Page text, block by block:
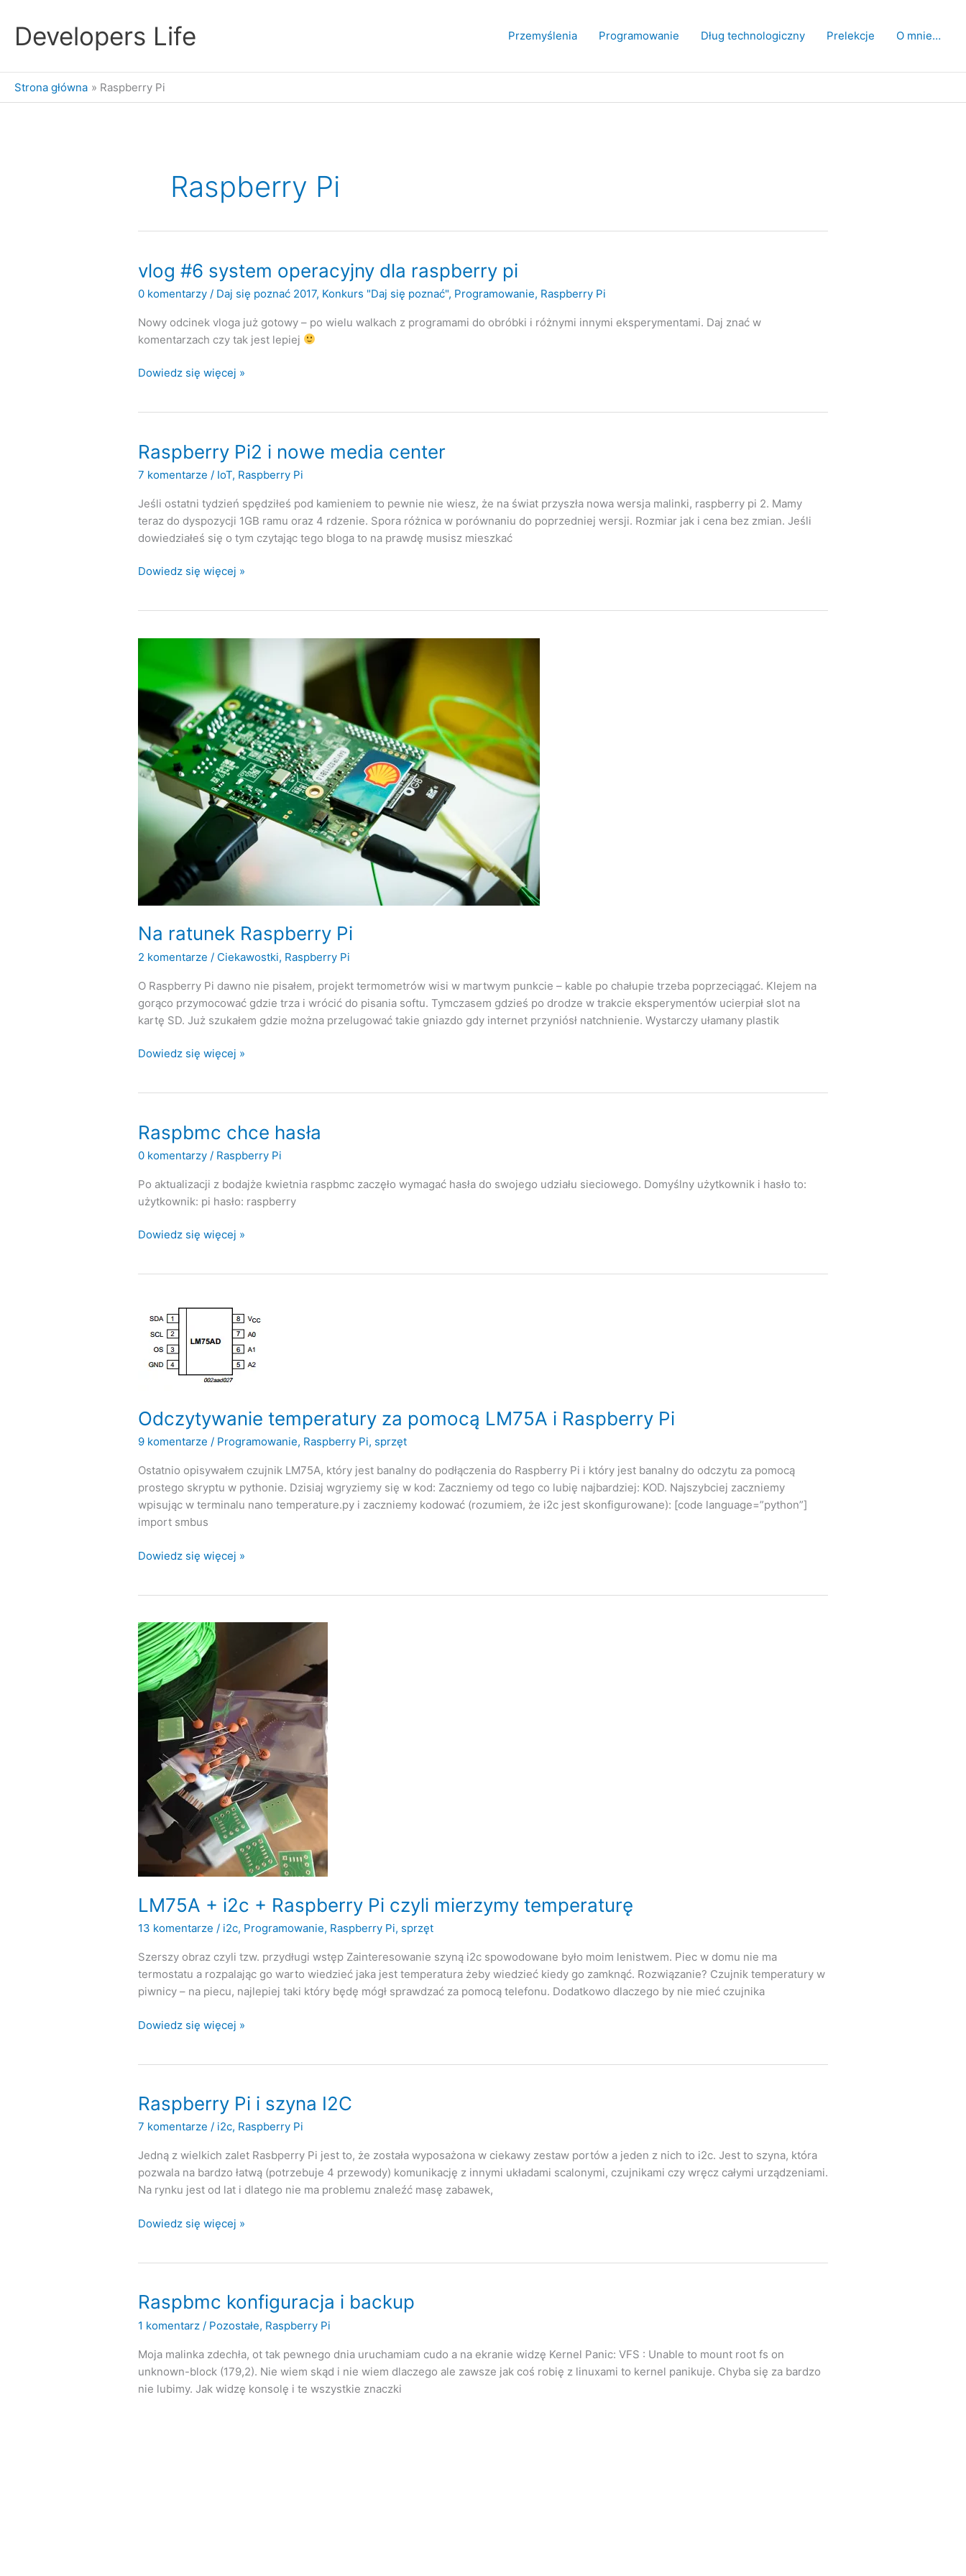
treściDevelopers Life Przemyślenia Programowanie Dług technologiczny Prelekcje O mnie…
Strona główna Raspberry Pi
Raspberry Pi
vlog #6 system operacyjny dla raspberry pi
0 komentarzy / Daj się poznać 2017, Konkurs "Daj się poznać", Programowanie, Raspberry Pi
Nowy odcinek vloga już gotowy – po wielu walkach z programami do obróbki i różnymi innymi eksperymentami. Daj znać w
komentarzach czy tak jest lepiej
vlog
raspberry
pi
Dowiedz się więcej »
Raspberry Pi2 i nowe media center
7 komentarze / IoT, Raspberry Pi
Jeśli ostatni tydzień spędziłeś pod kamieniem to pewnie nie wiesz, że na świat przyszła nowa wersja malinki, raspberry pi 2. Mamy
teraz do dyspozycji 1GB ramu oraz 4 rdzenie. Spora różnica w porównaniu do poprzedniej wersji. Rozmiar jak i cena bez zmian. Jeśli
dowiedziałeś się o tym czytając tego bloga to na prawdę musisz mieszkać
Raspberry
media
Dowiedz się więcej »
Na ratunek Raspberry Pi
2 komentarze / Ciekawostki, Raspberry Pi
O Raspberry Pi dawno nie pisałem, projekt termometrów wisi w martwym punkcie – kable po chałupie trzeba poprzeciągać. Klejem na
gorąco przymocować gdzie trza i wrócić do pisania softu. Tymczasem gdzieś po drodze w trakcie eksperymentów ucierpiał slot na
kartę SD. Już szukałem gdzie można przelugować takie gniazdo gdy internet przyniósł natchnienie. Wystarczy ułamany plastik
Na
Dowiedz się więcej »
Raspbmc chce hasła
0 komentarzy / Raspberry Pi
Po aktualizacji z bodajże kwietnia raspbmc zaczęło wymagać hasła do swojego udziału sieciowego. Domyślny użytkownik i hasło to:
użytkownik: pi hasło: raspberry
Raspbmc
Dowiedz się więcej »
Odczytywanie temperatury za pomocą LM75A i Raspberry Pi
9 komentarze / Programowanie, Raspberry Pi, sprzęt
Ostatnio opisywałem czujnik LM75A, który jest banalny do podłączenia do Raspberry Pi i który jest banalny do odczytu za pomocą
prostego skryptu w pythonie. Dzisiaj wgryziemy się w kod: Zaczniemy od tego co lubię najbardziej: KOD. Najszybciej zaczniemy
wpisując w terminalu nano temperature.py i zaczniemy kodować (rozumiem, że i2c jest skonfigurowane): [code language=”python”]
import smbus
Odczytywanie
LM75A
i
Raspberry
Pi
Dowiedz się więcej »
LM75A + i2c + Raspberry Pi czyli mierzymy temperaturę
13 komentarze / i2c, Programowanie, Raspberry Pi, sprzęt
Szerszy obraz czyli tzw. przydługi wstęp Zainteresowanie szyną i2c spowodowane było moim lenistwem. Piec w domu nie ma
termostatu a rozpalając go warto wiedzieć jaka jest temperatura żeby wiedzieć kiedy go zamknąć. Rozwiązanie? Czujnik temperatury w
piwnicy – na piecu, najlepiej taki który będę mógł sprawdzać za pomocą telefonu. Dodatkowo dlaczego by nie mieć czujnika
LM75A
Pi
czyli
temperaturę
Dowiedz się więcej »
Raspberry Pi i szyna I2C
7 komentarze / i2c, Raspberry Pi
Jedną z wielkich zalet Rasbperry Pi jest to, że została wyposażona w ciekawy zestaw portów a jeden z nich to i2c. Jest to szyna, która
pozwala na bardzo łatwą (potrzebuje 4 przewody) komunikację z innymi układami scalonymi, czujnikami czy wręcz całymi urządzeniami.
Na rynku jest od lat i dlatego nie ma problemu znaleźć masę zabawek,
Raspberry
I2C
Dowiedz się więcej »
Raspbmc konfiguracja i backup
1 komentarz / Pozostałe, Raspberry Pi
Moja malinka zdechła, ot tak pewnego dnia uruchamiam cudo a na ekranie widzę Kernel Panic: VFS : Unable to mount root fs on
unknown-block (179,2). Nie wiem skąd i nie wiem dlaczego ale zawsze jak coś robię z linuxami to kernel panikuje. Chyba się za bardzo
nie lubimy. Jak widzę konsolę i te wszystkie znaczki